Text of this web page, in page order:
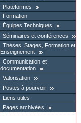
Plateformes
Formation
Équipes Techniques
Séminaires et conférences
Thèses, Stages, Formation et
Enseignement
Communication et
documentation
Valorisation
Postes à pourvoir
Liens utiles
Pages archivées